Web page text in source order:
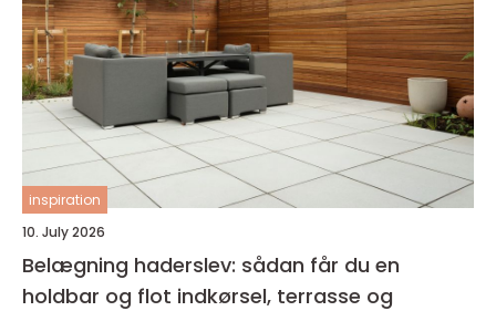
inspiration
10. July 2026
Belægning haderslev: sådan får du en
holdbar og flot indkørsel, terrasse og